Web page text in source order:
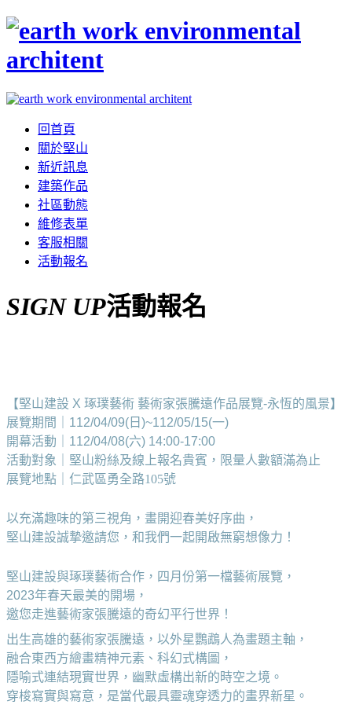
回首頁
關於堅山
新近訊息
建築作品
社區動態
維修表單
客服相關
活動報名
SIGN UP活動報名
【堅山建設 X 琢璞藝術 藝術家張騰遠作品展覽-永恆的風景】
展覽期間｜112/04/09(日)~112/05/15(一)
開幕活動｜112/04/08(六) 14:00-17:00
活動對象｜堅山粉絲及線上報名貴賓，限量人數額滿為止
展覽地點｜仁武區勇全路105號
以充滿趣味的第三視角，畫開迎春美好序曲，
堅山建設誠摯邀請您，和我們一起開啟無窮想像力！
堅山建設與琢璞藝術合作 ，四月份第一檔藝術展覽，
2023年春天最美的開場，
邀您走進藝術家張騰遠的奇幻平行世界！
出生高雄的藝術家張騰遠，以外星鸚鵡人為畫題主軸，
融合東西方繪畫精神元素、科幻式構圖，
隱喻式連結現實世界，幽默虛構出新的時空之境。
穿梭寫實與寫意，是當代最具靈魂穿透力的畫界新星。